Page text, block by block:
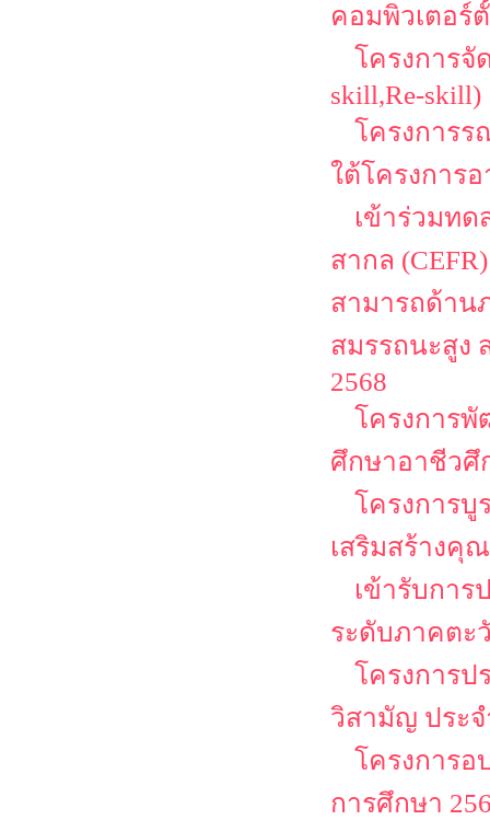
คอมพิวเตอร์
โครงการจั
skill,Re-skill)
โครงการ
ใต้โครงการ
เข้าร่วมท
สากล
สามารถด้าน
สมรรถนะสูง
2568
โครงการพั
ศึกษาอาชีวศึ
โครงการ
เสริมสร้างคุ
เข้ารับการ
ระดับภาคตะ
โครงการป
วิสามัญ ประจ
โครงการอ
การศึกษา